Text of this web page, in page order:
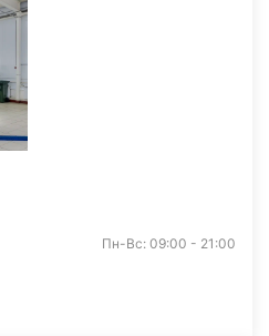
Пн-Вс: 09:00 - 21:00